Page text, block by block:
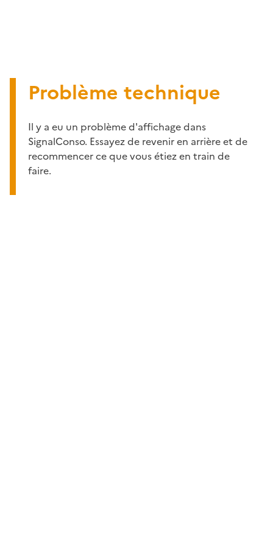
Problème technique
Il y a eu un problème d'affichage dans
SignalConso. Essayez de revenir en arrière et de
recommencer ce que vous étiez en train de
faire.